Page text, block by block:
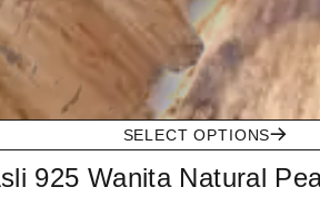
SELECT OPTIONS
925 Wanita Natural